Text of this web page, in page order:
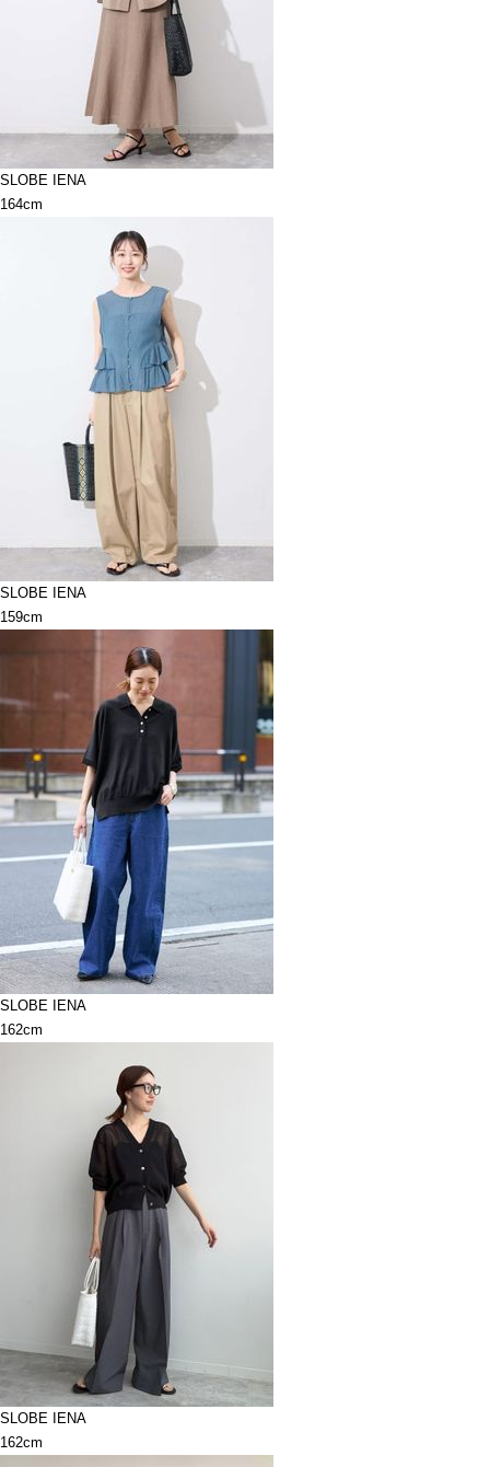
SLOBE IENA
164cm
SLOBE IENA
159cm
SLOBE IENA
162cm
SLOBE IENA
162cm